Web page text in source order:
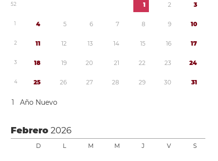
52 1 2 3
1 4 5 6 7 8 9 10
2 11 12 13 14 15 16 17
3 18 19 20 21 22 23 24
4 25 26 27 28 29 30 31
1 Año Nuevo
Febrero2026
D L M M J V S